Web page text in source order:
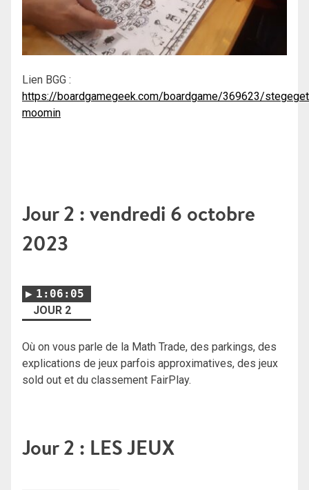
Lien BGG :
https://boardgamegeek.com/boardgame/369623/
moomin
Jour 2 : vendredi 6 octobre
2023
1:06:05
JOUR 2
Où on vous parle de la Math Trade, des parkings, des
explications de jeux parfois approximatives, des jeux
sold out et du classement FairPlay.
Jour 2 : LES JEUX